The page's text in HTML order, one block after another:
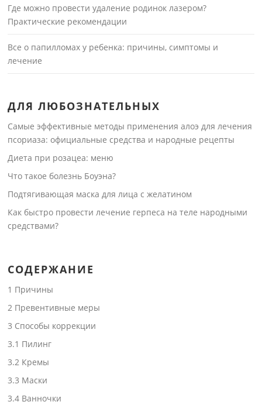
Где можно провести удаление родинок лазером?
Практические рекомендации
Все о папилломах у ребенка: причины, симптомы и
лечение
ДЛЯ ЛЮБОЗНАТЕЛЬНЫХ
Самые эффективные методы применения алоэ для лечения
псориаза: официальные средства и народные рецепты
Диета при розацеа: меню
Что такое болезнь Боуэна?
Подтягивающая маска для лица с желатином
Как быстро провести лечение герпеса на теле народными
средствами?
СОДЕРЖАНИЕ
1 Причины
2 Превентивные меры
3 Способы коррекции
3.1 Пилинг
3.2 Кремы
3.3 Маски
3.4 Ванночки